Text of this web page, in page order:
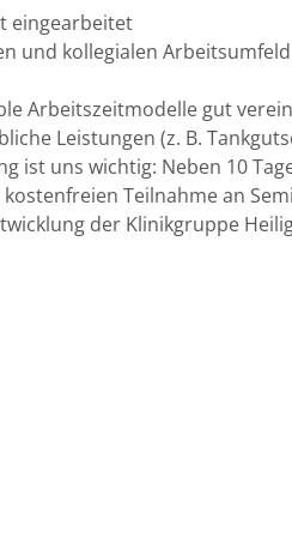
eingearbeitet
und kollegialen
Arbeitszeitmodelle gut
Leistungen (z. B.
ist uns wichtig: Neben 10
Teilnahme an
der Klinikgruppe